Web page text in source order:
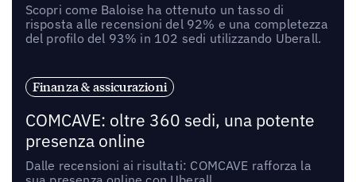
Scopri come Baloise ha ottenuto un tasso di
risposta alle recensioni del 92% e una completezza
del profilo del 93% in 102 sedi utilizzando Uberall.
Finanza & assicurazioni
COMCAVE: oltre 360 sedi, una potente
presenza online
Dalle recensioni ai risultati: COMCAVE rafforza la